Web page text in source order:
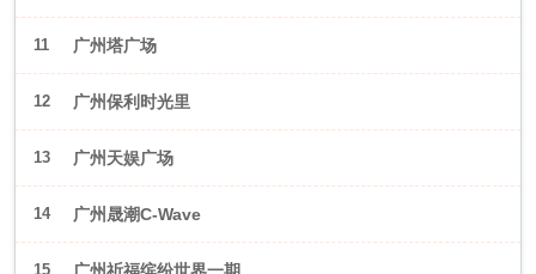
11 广州塔广场
12 广州保利时光里
13 广州天娱广场
14 广州晟潮C-Wave
15